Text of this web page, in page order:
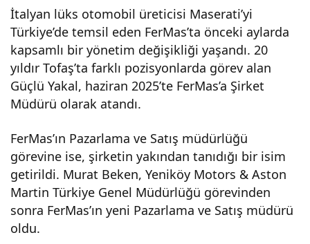
İtalyan lüks otomobil üreticisi Maserati’yi
Türkiye’de temsil eden FerMas’ta önceki aylarda
kapsamlı bir yönetim değişikliği yaşandı. 20
yıldır Tofaş’ta farklı pozisyonlarda görev alan
Güçlü Yakal, haziran 2025’te FerMas’a Şirket
Müdürü olarak atandı.
FerMas’ın Pazarlama ve Satış müdürlüğü
görevine ise, şirketin yakından tanıdığı bir isim
getirildi. Murat Beken, Yeniköy Motors & Aston
Martin Türkiye Genel Müdürlüğü görevinden
sonra FerMas’ın yeni Pazarlama ve Satış müdürü
oldu.
e
adı
m
a
kara
rı –